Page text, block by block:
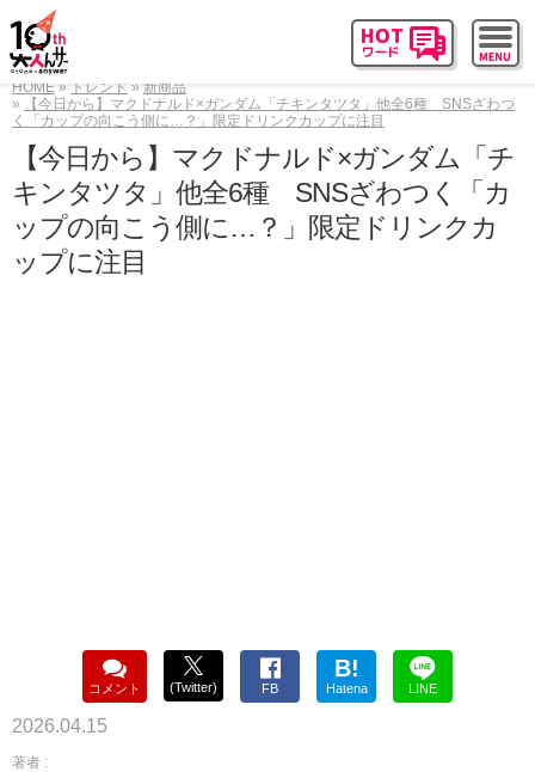
HOME トレンド
新商品
【今日から】マクドナルド×ガンダム「チキンタツタ」他全6種 SNSざわつ
く「カップの向こう側に…？」限定ドリンクカップに注目
【今日から】マクドナルド×ガンダム「チ
キンタツタ」他全6種 SNSざわつく「カ
ップの向こう側に…？」限定ドリンクカ
ップに注目
コメント (Twitter) FB
B!
Hatena LINE
2026.04.15
著者 :